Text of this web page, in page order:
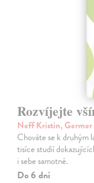
Rozvíjejte
Neff Kristin,
Chováte se k druhým
tisíce studií
i sebe samotné.
Do 6 dní